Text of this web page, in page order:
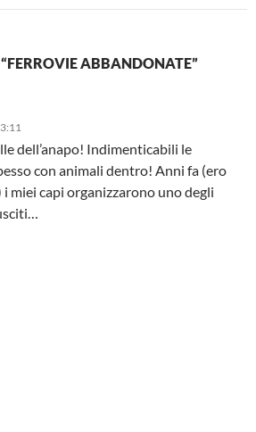
ABBANDONATE”
dell’anapo! Indimenticabili le
con animali dentro! Anni fa (ero
miei capi organizzarono uno degli